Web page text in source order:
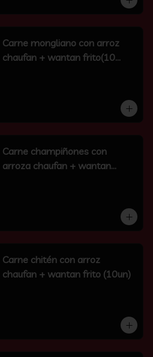
Carne mongliano con arroz
chaufan + wantan frito(10
Carne champiñones con
arroza chaufan + wantan
Carne chitén con arroz
chaufan + wantan frito (10un)